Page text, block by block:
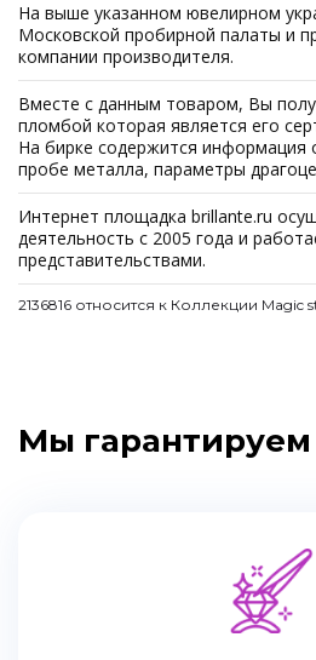
На выше указанном ювелирном
Московской пробирной палаты и
компании производителя.
Вместе с данным товаром, Вы
пломбой которая является его
На бирке содержится информация
пробе металла, параметры
Интернет площадка brillante.ru
деятельность с 2005 года и
представительствами.
2136816 относится к Коллекции Magic
Мы гарантируем